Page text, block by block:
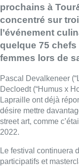
prochains à
concentré sur
l’événement
quelque 75
femmes lors de
Pascal Devalkeneer
Decloedt (“Humus x
Lapraille ont déjà
désire mettre
street art, comme
2022.
Le festival continuera
participatifs et